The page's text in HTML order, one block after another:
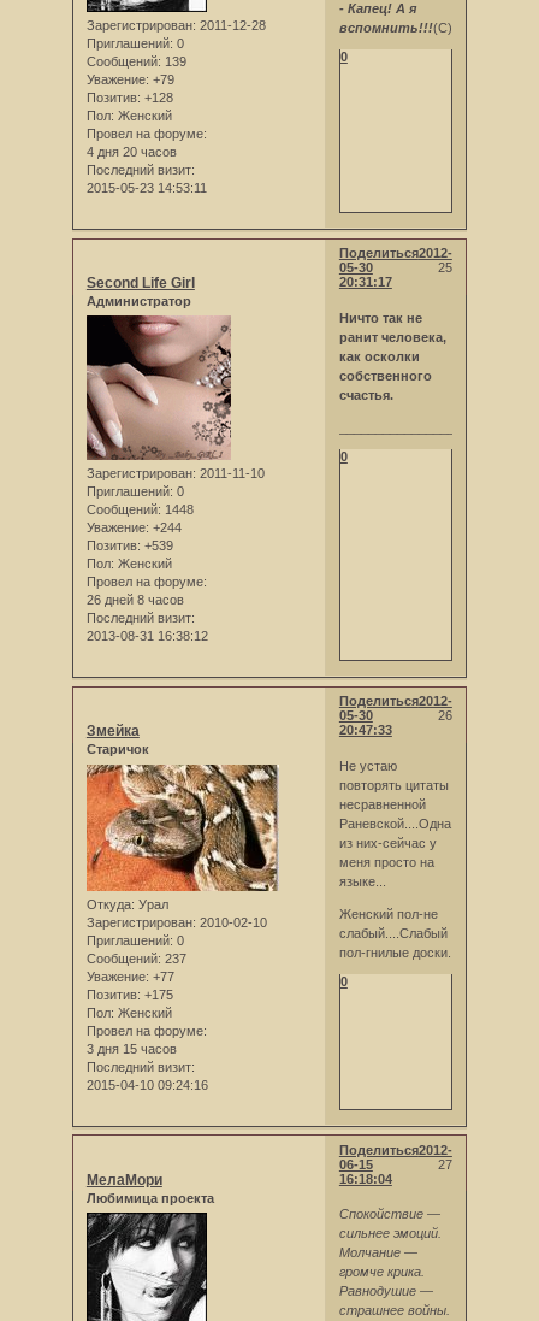
Зарегистрирован: 2011-12-28
Приглашений: 0
Сообщений: 139
Уважение: +79
Позитив: +128
Пол: Женский
Провел на форуме:
4 дня 20 часов
Последний визит:
2015-05-23 14:53:11
- Капец! А я
вспомнить!!!(С)
0
Поделиться
25
2012-
05-30
20:31:17
Second Life Girl
Администратор
Зарегистрирован: 2011-11-10
Приглашений: 0
Сообщений: 1448
Уважение: +244
Позитив: +539
Пол: Женский
Провел на форуме:
26 дней 8 часов
Последний визит:
2013-08-31 16:38:12
Ничто так не
ранит человека,
как осколки
собственного
счастья.
0
Поделиться
26
2012-
05-30
20:47:33
Змейка
Старичок
Откуда: Урал
Зарегистрирован: 2010-02-10
Приглашений: 0
Сообщений: 237
Уважение: +77
Позитив: +175
Пол: Женский
Провел на форуме:
3 дня 15 часов
Последний визит:
2015-04-10 09:24:16
Не устаю
повторять цитаты
несравненной
Раневской....Одна
из них-сейчас у
меня просто на
языке...
Женский пол-не
слабый....Слабый
пол-гнилые доски.
0
Поделиться
27
2012-
06-15
16:18:04
МелаМори
Любимица проекта
Cпокойствие —
сильнее эмоций.
Молчание —
громче крика.
Равнодушие —
страшнее войны.